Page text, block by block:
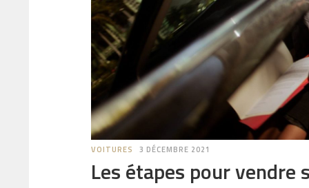
VOITURES 3 DÉCEMBRE 2021
Les étapes pour vendre